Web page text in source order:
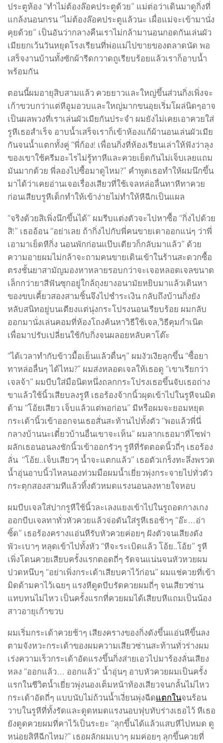
ประตูห้อง “ทำไม่ต้องล๊อคประตูด้วย” แม่ต่อว่าเดินมาดูกิ่งที่
แกล้งนอนกรน “ไม่ต้องล๊อคประตูแล้วนะ เผื่อแม่จะเข้ามานั่ง
คุยด้วย” เป็นอันว่ากลางคืนเราไม่กล้ามานอนกอดกันเล่นผัว
เมียยกเว้นวันหยุดโรงเรียนที่พ่อแม่ไปขายของตลาดนัด พอ
เสร็จงานบ้านทั้งซักผ้ารีดกวาดถูเรียบร้อยแล้วเราก็อาบน้ำ
พร้อมกัน
ตอนนี้ผมอายุสิบสามแล้ว ควยยาวและใหญ่ขึ้นส่วนกิ่งเพิ่งจะ
เก้าขวบกว่าแต่หีอูมอวบและใหญ่มากขนอุยเริ่มโผล่นิดๆอาจ
เป็นผลพวงที่เราเล่นผัวเมียกันประจำ ผมยังไม่เคยเอาควยใส่
รูหีเธอสำเร็จ อาบน้ำเสร็จเราก็เข้าห้องแก้ผ้านอนเล่นผัวเมีย
กันจนน้ำแตกทั้งคู่ “พี่ก้อง! เพื่อนกิ่งที่ห้องเรียนเล่าให้ฟังว่าลุง
ของเขาใช้ครีมอะไรไม่รู้ทาหีและควยเย็ดกันไม่เจ็บเลยแถม
มันมากด้วย พี่ลองไปซื้อมาดูไหม?” คำพูดเธอทำให้ผมนึกขึ้น
มาได้ว่าเคยอ่านเจอเรื่องเสียวที่ใช้เจลหล่อลื่นทาหีทาควย
ก่อนเสียบรูหีเด็กทำให้เข้าง่ายไม่ทำให้หีฉีกเป็นแผล
“จริงด้วยสิเพิ่งนึกขึ้นได้” ผมรีบแต่งตัวจะไปหาซื้อ “กิ่งไปด้วย
สิ!” เธออ้อน “อย่าเลย ถ้ากิ่งไปกับพี่คนขายเดาออกแน่ๆ ว่าพี่
เอามาเย็ดหีกิ่ง นอนพักก่อนแป๊บเดียวก็กลับมาแล้ว” ด้วย
ความอายผมไม่กล้าจะถามคนขายเดินเข้าในร้านสะดวกซื้อ
ตรงชั้นยาสามัญมองหาหลายรอบกว่าจะเจอหลอดเจลขนาด
เล็กกว่ายาสีฟันซุกอยู่ใกล้ถุงยางอนามัยหยิบมาแล้วเดินหา
ของขบเคี้ยวสองสามชิ้นจึงไปชำระเงิน กลับถึงบ้านกิ่งยัง
หลับสนิทอยู่บนเตียงแต่นุ่งกระโปรงนอนเรียบร้อย ผมกลับ
ออกมานั่งเล่นคอมที่ห้องโถงค้นหาวิธีใช้เจล,วิธีคุมกำเนิด
เพื่อมาปรับเปลี่ยนใช้กับกิ่งจนผลอยหลับคาโต๊ะ
“ได้เวลาทำกับข้าวมื้อเย็นแล้วตื่นๆ” ผมงัวเงียลุกขึ้น “ซื้อยา
ทาหล่อลื่นๆ ได้ไหม?” ผมส่งหลอดเจลให้เธอดู “เขาเรียกว่า
เจลจ้า” ผมบีบใส่มือนิดหนึ่งถลกกระโปรงเธอขึ้นจับเธอถ่าง
ขาแล้วใช้นิ้วเสียบลงรูหี เธอร้องจ้ากนิ้วผุดเข้าไปในรูหีจนมิด
ด้าม “โอ้ยเสียว เจ็บแล้วแต่พอก่อน” มีหรือผมจะยอมหยุด
กระเด้านิ้วเข้าออกจนเธอสั่นสะท้านไปทั้งตัว “พอแล้วพี่นี่
กลางบ้านนะเดี๋ยวบ้านอื่นเขาจะเห็น” ผมลากเธอมาที่โซฟา
ผลักเธอนอนลงชักนิ้วเข้าออกรัวๆ รูหีที่รัดตอดนิ้วถี่ๆ เธอร้อง
ลั่น “โอ้ย..เจ็บเสียวๆ น้ำจะแตกแล้ว” เธอตัวเกร็งทะลึ่งพรวด
น้ำอุ่นอาบนิ้วไหลนองท่วมมือผมน้ำเยี่ยวพุ่งกระจายไปทั่วตัว
กระตุกสองสามทีแล้วทิ้งตัวหมดแรงนอนลงหายใจหอบ
ผมบีบเจลใส่ปากรูหีใช้นิ้วละเลงแยงเข้าไปในรูถอดกางเกง
ออกบีบเจลทาทั่วหัวควยแล้วจ่อดันใส่รูหีเธอช้าๆ “อ๊ะ…อ่า
ซิ้ด” เธอร้องครางแอ่นหีรับหัวควยค่อยๆ ฝังตัวจนเสียงดัง
พัวะเบาๆ หลุดเข้าไปทั้งหัว “หีจะระเบิดแล้ว โอ้ย..โอ้ย” รูหี
เพิ่งโดนควยเสียบครั้งแรกตอดถี่ๆ รัดจนแน่นจนหัวหวยผม
ปวดหนึบๆ “อย่าเพิ่งกระเด้าเสียบคาไว้ก่อน” ผมแช่ควยที่เข้า
มิดด้ามคาไว้เฉยๆ แรงหีดูดบีบรัดควยผมถี่ๆ จนเสียวซ่าน
แทบทนไม่ไหว เป็นครั้งแรกที่ควยผมได้เสียบหีแถมเป็นน้อง
สาวอายุเก้าขวบ
ผมเริ่มกระเด้าควยช้าๆ เสียงครางของกิ่งดังขึ้นแอ่นหีขึ้นลง
ตามจังหวะกระเด้าของผมความเสียวซ่านสะท้านทั่วร่างผม
เร่งความเร็วกระเด้าอัดแรงขึ้นกิ่งส่ายเอวไปมาร้องลั่นเสียง
หลง “ออกแล้ว… ออกแล้ว” น้ำอุ่นๆ อาบหัวควยผมเป็นครั้ง
แรกในชีวิตน้ำเยี่ยวพุ่งนองเต็มหน้าท้องเสียวจนกลั้นไม่ไหว
กระเด้าอัดถี่ๆ แบบนับไม่ถ้วนน้ำเงี่ยนพุ่งฉีดแตกในจนร้อน
วาบในรูหีที่ทั้งรัดและดูดหมดแรงนอบฟุบทับร่างเธอไว้ หีเธอ
ยังดูดควยผมที่คาไว้เป็นระยะ “ลุกขึ้นได้แล้วแสบหีไปหมด ดู
หน่อยสิหีฉีกไหม?” เธอผลักผมเบาๆ ผมค่อยๆ ลุกขึ้นควยที่